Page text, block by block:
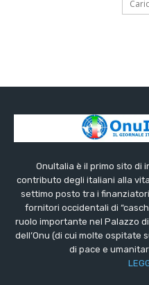
OnuItalia è il primo sito di
contributo degli italiani alla
settimo posto tra i finanziatori
fornitori occidentali di
ruolo importante nel Palazzo
dell’Onu (di cui molte ospitate
di pace e